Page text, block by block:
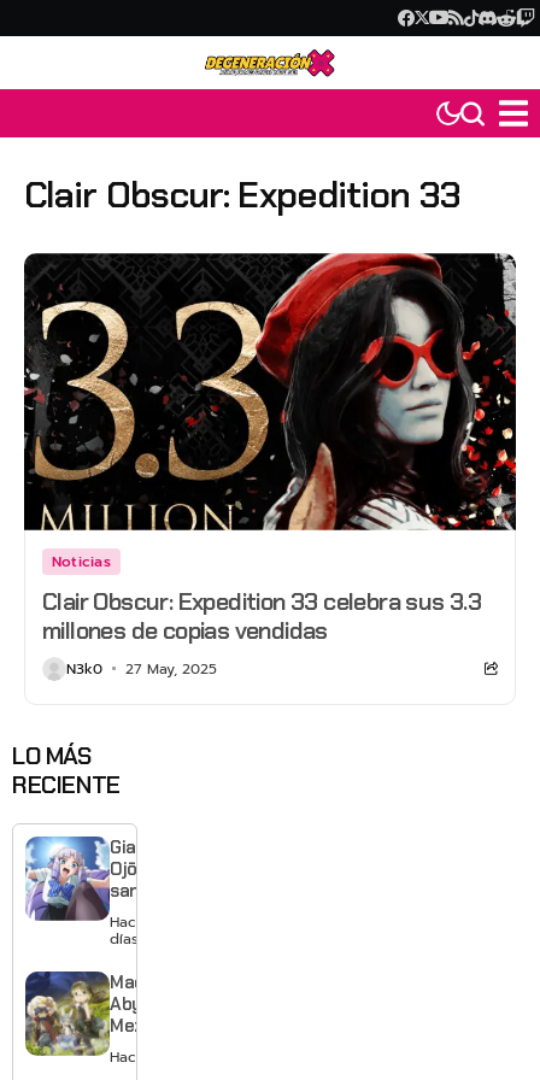
Clair Obscur: Expedition 33
Noticias
Clair Obscur: Expedition 33 celebra sus 3.3
millones de copias vendidas
N3k0 27 May, 2025
LO MÁS
RECIENTE
Giant
Ojō-
sama
revela
visual y
estreno
para
enero de
Hace 2
días
Made in
Abyss:
Mezameru
Shinpi
revela
Hace 2 días